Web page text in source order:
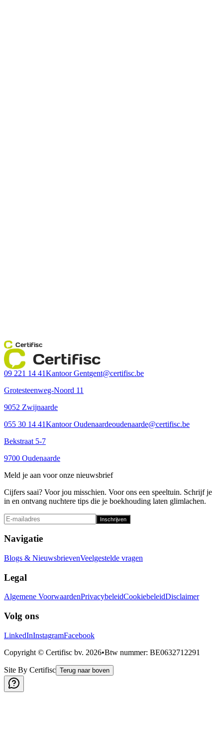
Certifisc
Certifisc
09 221 14 41Kantoor Gentgent@certifisc.be
Grotesteenweg-Noord 11
9052 Zwijnaarde
055 30 14 41Kantoor Oudenaardeoudenaarde@certifisc.be
Bekstraat 5-7
9700 Oudenaarde
Meld je aan voor onze nieuwsbrief
Cijfers saai? Voor jou misschien. Voor ons een speeltuin. Schrijf je
in en ontvang nuchtere tips die je boekhouding laten glimlachen.
Inschrijven
Navigatie
Blogs & NieuwsbrievenVeelgestelde vragen
Legal
Algemene VoorwaardenPrivacybeleidCookiebeleidDisclaimer
Volg ons
LinkedInInstagramFacebook
Copyright © Certifisc bv. 2026•Btw nummer: BE0632712291
Site By Certifisc Terug naar boven